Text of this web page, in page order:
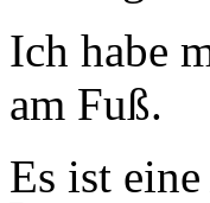
Ich habe
am Fuß.
Es ist